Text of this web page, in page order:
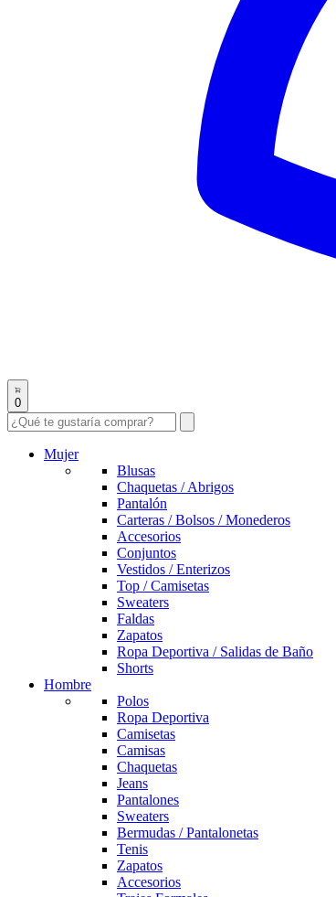
0
Mujer
Blusas
Chaquetas / Abrigos
Pantalón
Carteras / Bolsos / Monederos
Accesorios
Conjuntos
Vestidos / Enterizos
Top / Camisetas
Sweaters
Faldas
Zapatos
Ropa Deportiva / Salidas de Baño
Shorts
Hombre
Polos
Ropa Deportiva
Camisetas
Camisas
Chaquetas
Jeans
Pantalones
Sweaters
Bermudas / Pantalonetas
Tenis
Zapatos
Accesorios